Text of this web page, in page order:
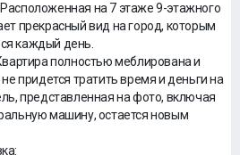
на 7 этаже 9-этажного
прекрасный вид на город, которым
каждый день.
полностью меблирована и
придется тратить время и деньги на
представленная на фото, включая
машину, остается новым